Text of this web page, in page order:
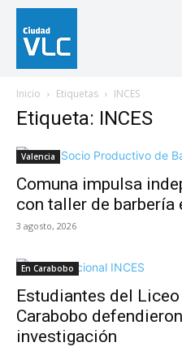
Inicio Etiquetas INCES
Etiqueta: INCES
Valencia
Comuna impulsa
con taller de barbería
3 agosto, 2026
En Carabobo
Estudiantes del
Carabobo
investigación